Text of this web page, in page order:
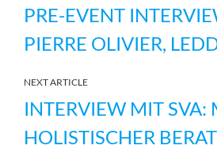
PRE-EVENT
PIERRE OLIVIER,
NEXT ARTICLE
INTERVIEW MIT SVA:
HOLISTISCHER